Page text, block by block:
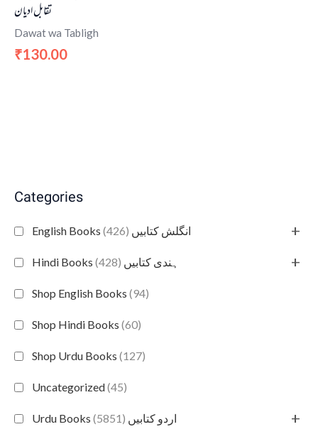
Categories
English Books انگلش کتابیں (426) +
Hindi Books ہندی کتابیں (428) +
Shop English Books (94)
Shop Hindi Books (60)
Shop Urdu Books (127)
Uncategorized(45)
Urdu Books اردو کتابیں (5851) +
تقابل ادیان
Dawat wa Tabligh
₹130.00